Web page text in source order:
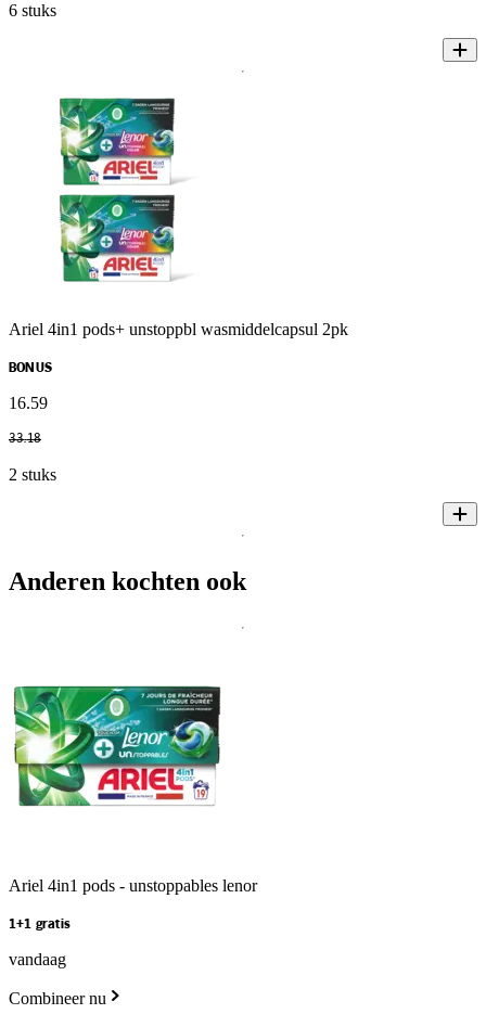
6 stuks
Ariel 4in1 pods+ unstoppbl wasmiddelcapsul 2pk
BONUS
16.59
33.18
2 stuks
Anderen kochten ook
Ariel 4in1 pods - unstoppables lenor
1+1 gratis
vandaag
Combineer nu